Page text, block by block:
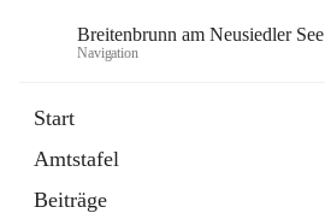
Breitenbrunn am Neusiedler See
Navigation
Start
Amtstafel
Beiträge
18 Schnellzugriffe